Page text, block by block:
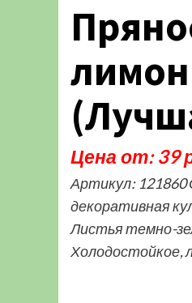
Цена от: 39
Артикул: 121860
декоративная
Листья темно-
Холодостойкое,